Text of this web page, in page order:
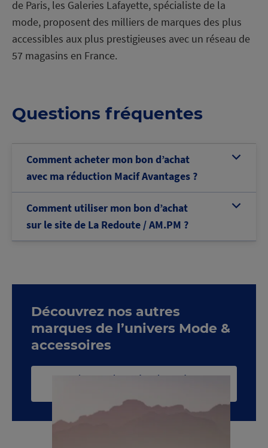
de Paris, les Galeries Lafayette, spécialiste de la
mode, proposent des milliers de marques des plus
accessibles aux plus prestigieuses avec un réseau de
57 magasins en France.
Questions fréquentes
b
Comment acheter mon bon d’achat
avec ma réduction Macif Avantages ?
b
Comment utiliser mon bon d’achat
sur le site de La Redoute / AM.PM ?
Découvrez nos autres
marques de l’univers Mode &
accessoires
Voir toute la catégorie Mode &